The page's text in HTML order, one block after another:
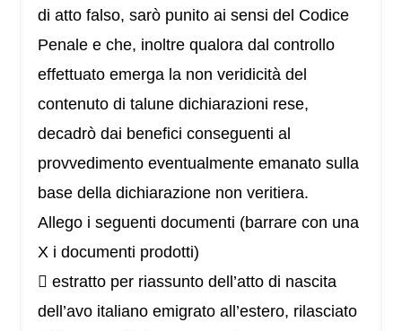
di atto falso, sarò punito ai sensi del Codice
Penale e che, inoltre qualora dal controllo
effettuato emerga la non veridicità del
contenuto di talune dichiarazioni rese,
decadrò dai benefici conseguenti al
provvedimento eventualmente emanato sulla
base della dichiarazione non veritiera.
Allego i seguenti documenti (barrare con una
X i documenti prodotti)
 estratto per riassunto dell’atto di nascita
dell’avo italiano emigrato all’estero, rilasciato